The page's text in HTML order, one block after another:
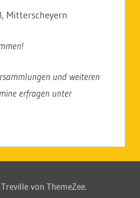
Mitterscheyern
und weiteren
erfragen unter
von ThemeZee.